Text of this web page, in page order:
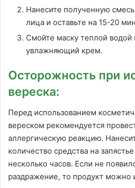
Нанесите полученную
лица и оставьте на 15-20
Смойте маску теплой водой
увлажняющий крем.
Осторожность при
вереска:
Перед использованием
вереском рекомендуется
аллергическую реакцию.
количество средства на
несколько часов. Если не
раздражение, то продукт можно